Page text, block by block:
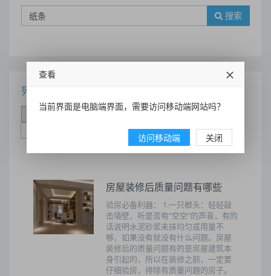
搜索
列表
时间排序 点击排序 评论排序
评分排序
房屋装修后质量问题有哪些
验房必备利器： 1.一只榔头：轻轻敲
击墙壁，听是否有“空空”的声音，有的
话说明水泥砂浆未抹均匀或用量不
够，如果没有就没有什么问题。房屋
装修后的质量问题有的是房屋建筑本
身引起的，所以在装修之前，一定要
仔细验房，排除有质量问题的房子。
查看
当前界面是电脑端界面，需要访问移动端网站吗？
访问移动端 关闭